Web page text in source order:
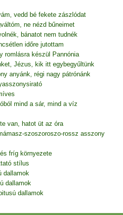
vedd bé fekete zászlódat
ne nézd bűneimet
bánatot nem tudnék
időre jutottam
romlásra készül Pannónia
Jézus, kik itt egybegyűltünk
anyánk, régi nagy pátrónánk
mind a sár, mind a víz
van, hatot üt az óra
szoszoroszo-rossz asszony
fríg környezete
stílus
dallamok
dallamok
dallamok